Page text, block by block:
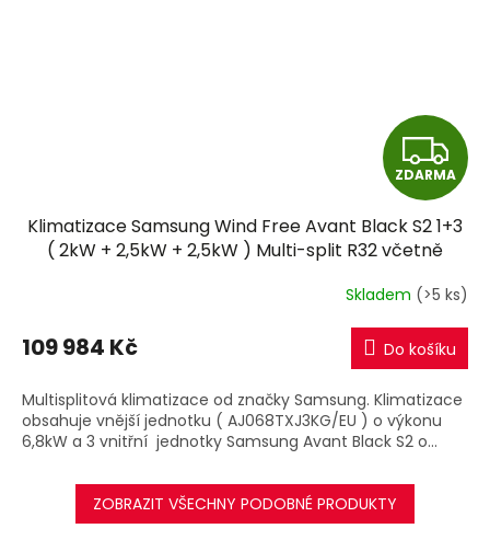
Z
D
A
R
M
A
ZDARMA
Klimatizace Samsung Wind Free Avant Black S2 1+3
( 2kW + 2,5kW + 2,5kW ) Multi-split R32 včetně
Skladem (>5 ks)
109 984 Kč Do košíku
Multisplitová klimatizace od značky Samsung. Klimatizace
obsahuje vnější jednotku ( AJ068TXJ3KG/EU ) o výkonu
6,8kW a 3 vnitřní jednotky Samsung Avant Black S2 o...
ZOBRAZIT VŠECHNY PODOBNÉ PRODUKTY